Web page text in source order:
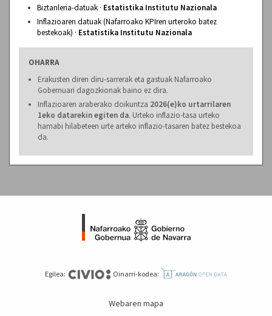
Biztanleria-datuak · Estatistika Institutu Nazionala
Inflazioaren datuak (Nafarroako KPIren urteroko batez
bestekoak) · Estatistika Institutu Nazionala
OHARRA
Erakusten diren diru-sarrerak eta gastuak Nafarroako
Gobernuari dagozkionak baino ez dira.
Inflazioaren araberako doikuntza 2026(e)ko urtarrilaren
1eko datarekin egiten da. Urteko inflazio-tasa urteko
hamabi hilabeteen urte arteko inflazio-tasaren batez bestekoa
da.
Egilea: Oinarri-kodea:
Webaren mapa